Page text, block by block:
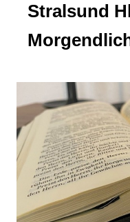
Stralsund